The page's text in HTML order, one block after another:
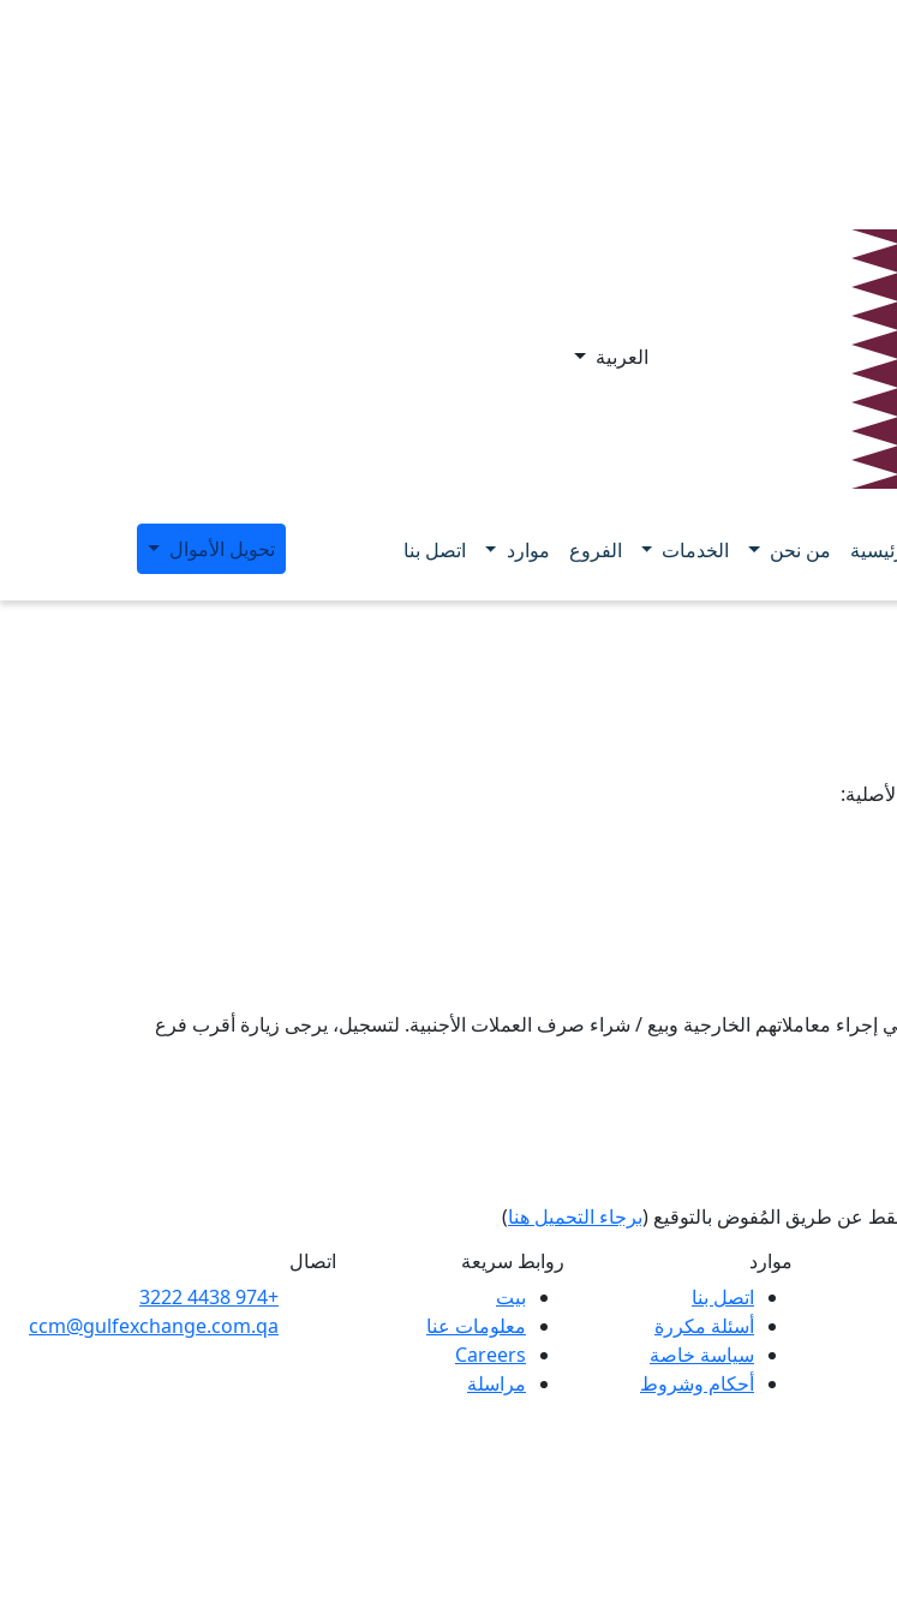
العربية
من نحن الخدمات الفروع موارد اتصل بنا تحويل الأموال
معاملاتهم الخارجية وبيع / شراء صرف العملات الأجنبية. لتسجيل، يرجى زيارة أقرب فرع
عن طريق المُفوض بالتوقيع (برجاء التحميل هنا)
موارد
اتصل بنا
أسئلة مكررة
سياسة خاصة
أحكام وشروط
روابط سريعة
بيت
معلومات عنا
Careers
مراسلة
اتصال
+974 4438 3222
ccm@gulfexchange.com.qa